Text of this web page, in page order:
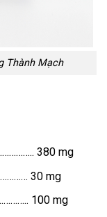
Thành Mạch
380 mg
30 mg
100 mg